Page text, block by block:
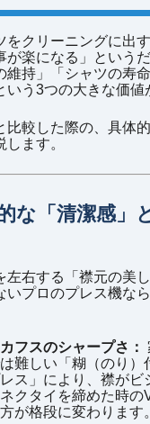
をクリーニングに出
が楽になる」というだ
維持」「シャツの寿
いう3つの大きな価値
比較した際の、具体
ます。
な「清潔感」
左右する「襟元の美
いプロのプレス機な
フスのシャープさ：
難しい「糊（のり）
ス」により、襟がビ
クタイを締めた時の
が格段に変わります。